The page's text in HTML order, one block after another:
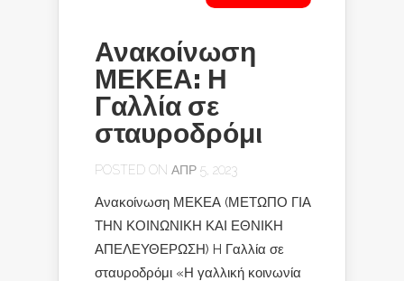
Ανακοίνωση
ΜΕΚΕΑ: Η
Γαλλία σε
σταυροδρόμι
POSTED ON ΑΠΡ 5, 2023
Ανακοίνωση ΜΕΚΕΑ (ΜΕΤΩΠΟ ΓΙΑ
ΤΗΝ ΚΟΙΝΩΝΙΚΗ ΚΑΙ ΕΘΝΙΚΗ
ΑΠΕΛΕΥΘΕΡΩΣΗ) H Γαλλία σε
σταυροδρόμι «Η γαλλική κοινωνία